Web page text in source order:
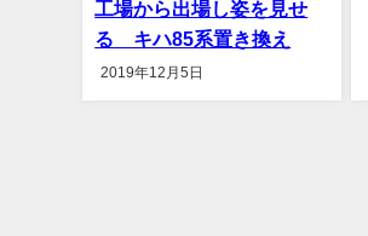
工場から出場し姿を見せ
る キハ85系置き換え
2019年12月5日